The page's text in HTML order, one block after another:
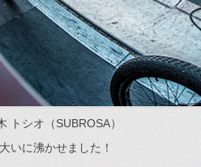
トシオ（SUBROSA）
いに沸かせました！